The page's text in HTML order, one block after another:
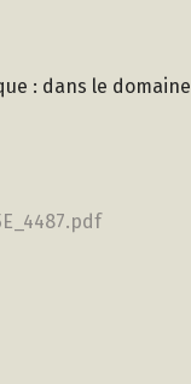
: dans le domaine